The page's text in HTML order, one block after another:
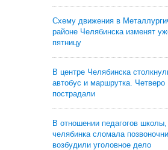
Схему движения в
районе Челябинска изменят
пятницу
В центре Челябинска
автобус и маршрутка. Четверо
пострадали
В отношении педагогов школы,
челябинка сломала
возбудили уголовное дело